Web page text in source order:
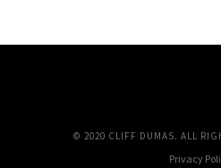
© 2020 CLIFF DUMAS. ALL
Privacy